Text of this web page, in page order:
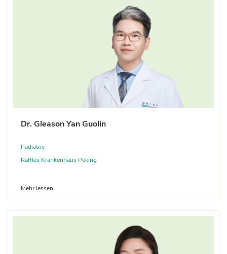
Dr. Gleason Yan Guolin
Pädiatrie
Raffles Krankenhaus Peking
Mehr lessen